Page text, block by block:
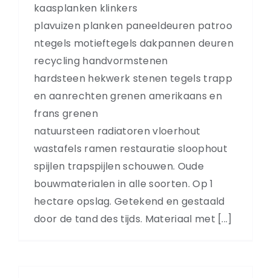
kaasplanken klinkers
plavuizen planken paneeldeuren patroo
ntegels motieftegels dakpannen deuren
recycling handvormstenen
hardsteen hekwerk stenen tegels trapp
en aanrechten grenen amerikaans en
frans grenen
natuursteen radiatoren vloerhout
wastafels ramen restauratie sloophout
spijlen trapspijlen schouwen. Oude
bouwmaterialen in alle soorten. Op 1
hectare opslag. Getekend en gestaald
door de tand des tijds. Materiaal met [...]